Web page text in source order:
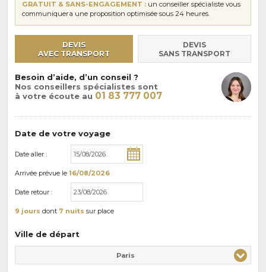
GRATUIT & SANS-ENGAGEMENT : un conseiller spécialiste vous
communiquera une proposition optimisée sous 24 heures.
DEVIS
AVEC TRANSPORT
DEVIS
SANS TRANSPORT
Besoin d’aide, d’un conseil ?
Nos conseillers spécialistes sont
à votre écoute au 01 83 777 007
Date de votre voyage
Date aller :
Arrivée prévue le 16/08/2026
Date retour :
9 jours dont 7 nuits sur place
Ville de départ
Paris